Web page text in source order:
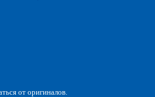
от оригиналов.